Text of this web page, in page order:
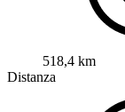
518,4 km
Distanza